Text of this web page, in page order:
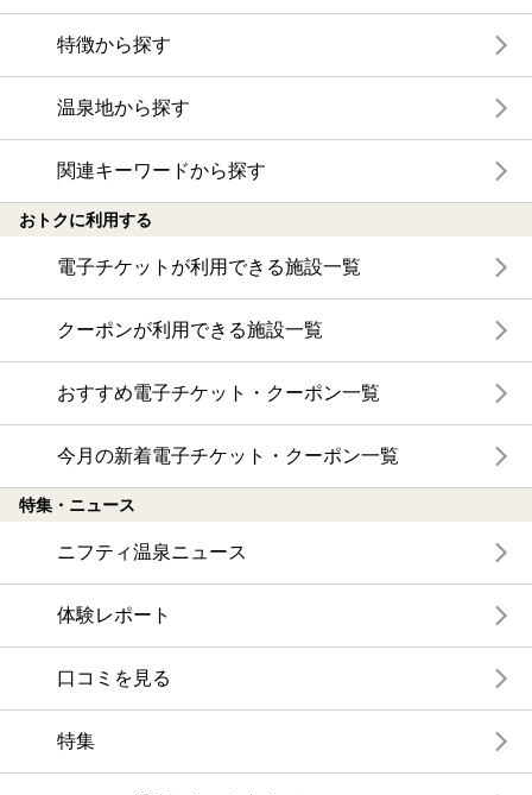
特徴から探す
温泉地から探す
関連キーワードから探す
おトクに利用する
電子チケットが利用できる施設一覧
クーポンが利用できる施設一覧
おすすめ電子チケット・クーポン一覧
今月の新着電子チケット・クーポン一覧
特集・ニュース
ニフティ温泉ニュース
体験レポート
口コミを見る
特集